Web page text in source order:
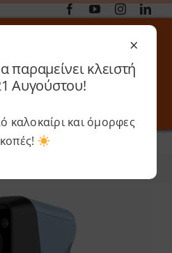
3D Printing
Toggle
×
παραμείνει κλειστή
Αυγούστου!
καλοκαίρι και όμορφες